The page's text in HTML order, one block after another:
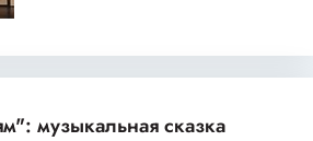
музыкальная сказка